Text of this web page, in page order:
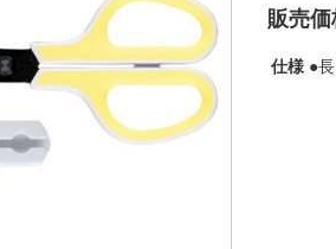
販売価
仕様 ●